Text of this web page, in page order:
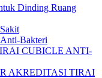
Dinding Ruang
Bakteri
CUBICLE ANTI-
AKREDITASI TIRAI